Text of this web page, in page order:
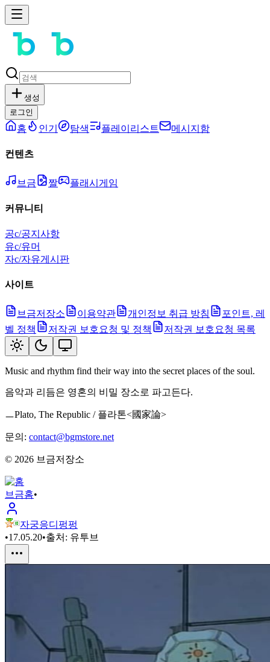
생성
로그인
홈 인기 탐색 플레이리스트 메시지함
컨텐츠
브금 짤 플래시게임
커뮤니티
공c/공지사항
유c/유머
자c/자유게시판
사이트
브금저장소 이용약관 개인정보 취급 방침
포인트, 레
벨 정책
저작권 보호요청 및 정책 저작권 보호요청 목록
Music and rhythm find their way into the secret places of the soul.
음악과 리듬은 영혼의 비밀 장소로 파고든다.
ㅡPlato, The Republic / 플라톤<國家論>
문의: contact@bgmstore.net
© 2026 브금저장소
브금홈•
자궁응디펑펑
•17.05.20•출처: 유투브